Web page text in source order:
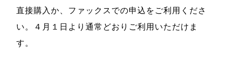
直接購入か、ファックスでの申込をご利用くださ
い。４月１日より通常どおりご利用いただけま
す。